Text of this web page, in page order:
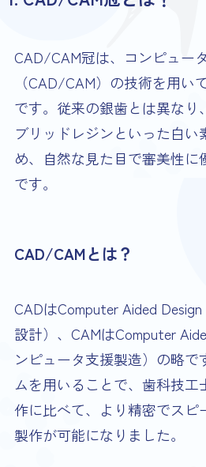
CAD/CAM冠は、コンピュー
（CAD/CAM）の技術を用い
です。従来の銀歯とは異なり
ブリッドレジンといった白い
め、自然な見た目で審美性に
です。
CAD/CAMとは？
CADはComputer Aided
設計）、CAMはComputer
ンピュータ支援製造）の略
ムを用いることで、歯科技工
作に比べて、より精密でスピ
製作が可能になりました。